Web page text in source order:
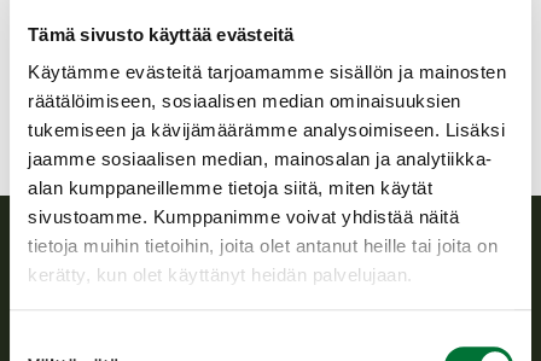
Tämä sivusto käyttää evästeitä
Käytämme evästeitä tarjoamamme sisällön ja mainosten
räätälöimiseen, sosiaalisen median ominaisuuksien
tukemiseen ja kävijämäärämme analysoimiseen. Lisäksi
jaamme sosiaalisen median, mainosalan ja analytiikka-
alan kumppaneillemme tietoja siitä, miten käytät
sivustoamme. Kumppanimme voivat yhdistää näitä
tietoja muihin tietoihin, joita olet antanut heille tai joita on
kerätty, kun olet käyttänyt heidän palvelujaan.
eno@rhy.riista.fi
Suomen riistakeskus